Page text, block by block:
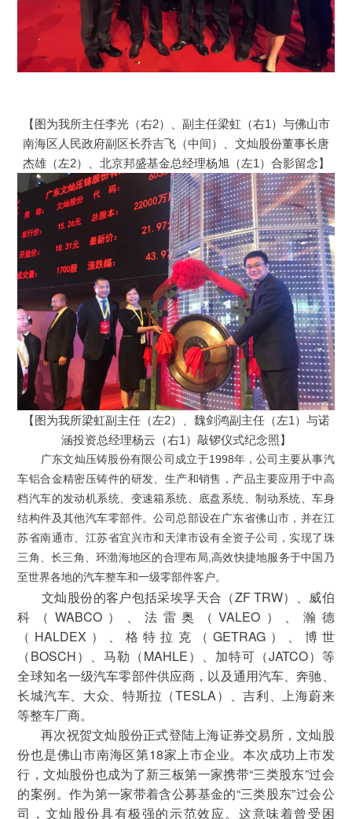
【图为我所主任李光（右2）、副主任梁虹（右1）与佛山市
南海区人民政府副区长乔吉飞（中间）、文灿股份董事长唐
杰雄（左2）、北京邦盛基金总经理杨旭（左1）合影留念】
【图为我所梁虹副主任（左2）、魏剑鸿副主任（左1）与诺
涵投资总经理杨云（右1）敲锣仪式纪念照】
广东文灿压铸股份有限公司成立于1998年，公司主要从事汽
车铝合金精密压铸件的研发、生产和销售，产品主要应用于中高
档汽车的发动机系统、变速箱系统、底盘系统、制动系统、车身
结构件及其他汽车零部件。公司总部设在广东省佛山市，并在江
苏省南通市、江苏省宜兴市和天津市设有全资子公司，实现了珠
三角、长三角、环渤海地区的合理布局,高效快捷地服务于中国乃
至世界各地的汽车整车和一级零部件客户。
文灿股份的客户包括采埃孚天合（ZF TRW）、威伯
科（WABCO）、法雷奥（VALEO）、瀚德
（HALDEX）、格特拉克（GETRAG）、博世
（BOSCH）、马勒（MAHLE）、加特可（JATCO）等
全球知名一级汽车零部件供应商，以及通用汽车、奔驰、
长城汽车、大众、特斯拉（TESLA）、吉利、上海蔚来
等整车厂商。
再次祝贺文灿股份正式登陆上海证券交易所，文灿股
份也是佛山市南海区第18家上市企业。本次成功上市发
行，文灿股份也成为了新三板第一家携带“三类股东”过会
的案例。作为第一家带着含公募基金的“三类股东”过会公
司，文灿股份具有极强的示范效应。这意味着曾受困